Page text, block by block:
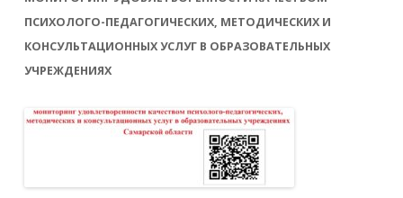
ПСИХОЛОГО-ПЕДАГОГИЧЕСКИХ, МЕТОДИЧЕСКИХ И
КОНСУЛЬТАЦИОННЫХ УСЛУГ В ОБРАЗОВАТЕЛЬНЫХ
УЧРЕЖДЕНИЯХ